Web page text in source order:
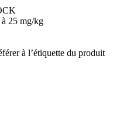
25 mg/kg
à l’étiquette du produit